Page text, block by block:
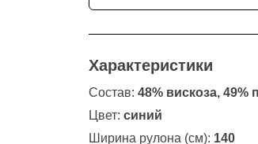
Характеристики
Состав: 48% вискоза, 49%
Цвет: синий
Ширина рулона (см): 140